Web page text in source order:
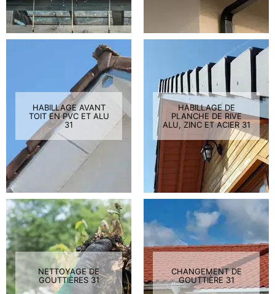
HABILLAGE AVANT
TOIT EN PVC ET ALU
31
HABILLAGE DE
PLANCHE DE RIVE
ALU, ZINC ET ACIER 31
NETTOYAGE DE
GOUTTIÈRES 31
CHANGEMENT DE
GOUTTIÈRE 31